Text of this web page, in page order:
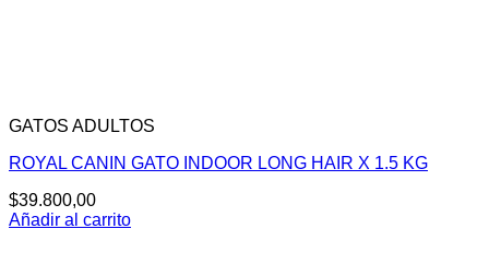
GATOS ADULTOS
ROYAL CANIN GATO INDOOR LONG HAIR X 1.5 KG
$39.800,00
Añadir al carrito